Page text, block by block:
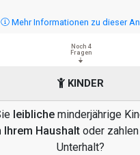
Mehr Informationen zu dieser
Noch 4
Fragen
KINDER
leiblicheminderjährige
Ihrem Haushaltoder zahlen
Unterhalt?